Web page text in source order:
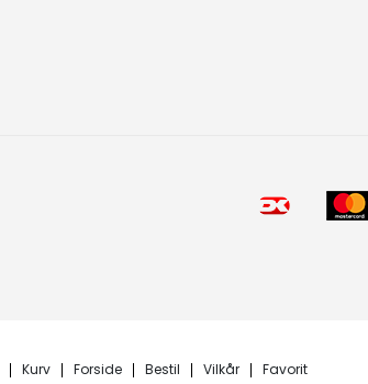
Kurv Forside Bestil Vilkår Favorit